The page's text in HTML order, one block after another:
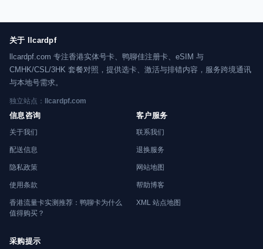
关于 llcardpf
llcardpf.com 专注香港实体号卡、鸭聊佳注册卡、eSIM 与
CMHK/CSL/3HK 套餐对照，提供选卡、激活与排错内容，服务跨境通讯
与本地号需求。
独立站点： llcardpf.com
信息咨询
关于我们
配送信息
隐私政策
使用条款
香港流量卡实测推荐：鸭聊卡为什么
值得购买？
客户服务
联系我们
退换服务
网站地图
帮助博客
XML 站点地图
采购提示